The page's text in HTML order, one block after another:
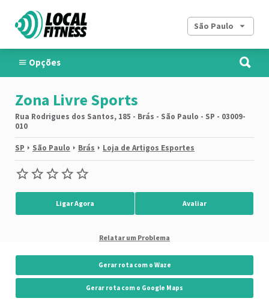
São Paulo
Opções
Zona Livre Sports
Rua Rodrigues dos Santos, 185 - Brás - São Paulo - SP - 03009-
010
SP São Paulo Brás Loja de Artigos Esportes
Ligar Agora Avaliar
Relatar um Problema
Gerar rota com o Waze
Gerar rota com o Google Maps